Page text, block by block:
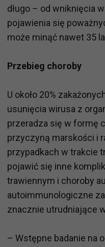
długo – od wniknięcia
pojawienia się
może minąć nawet 35
Przebieg choroby
U około 20%
usunięcia wirusa z
przeradza się w formę
przyczyną marskości i
przypadkach w trakcie
pojawić się inne
trawiennym i choroby
autoimmunologiczne
znacznie utrudniające
– Wstępne badanie na